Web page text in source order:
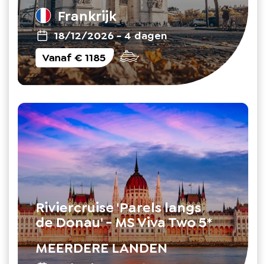
Frankrijk
18/12/2026-4 dagen
Vanaf€ 1185
Riviercruise 'Parels langs
de Donau' - MS Viva Two 5*
MEERDERE LANDEN